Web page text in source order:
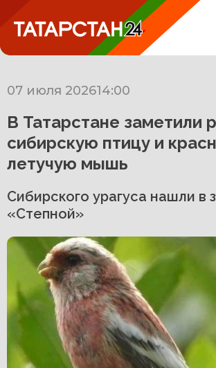
07 июля 202614:00
В Татарстане заметили
сибирскую птицу и
летучую мышь
Сибирского урагуса нашли в
«Степной»